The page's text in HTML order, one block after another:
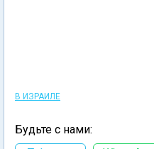
В ИЗРАИЛЕ
Будьте с нами: